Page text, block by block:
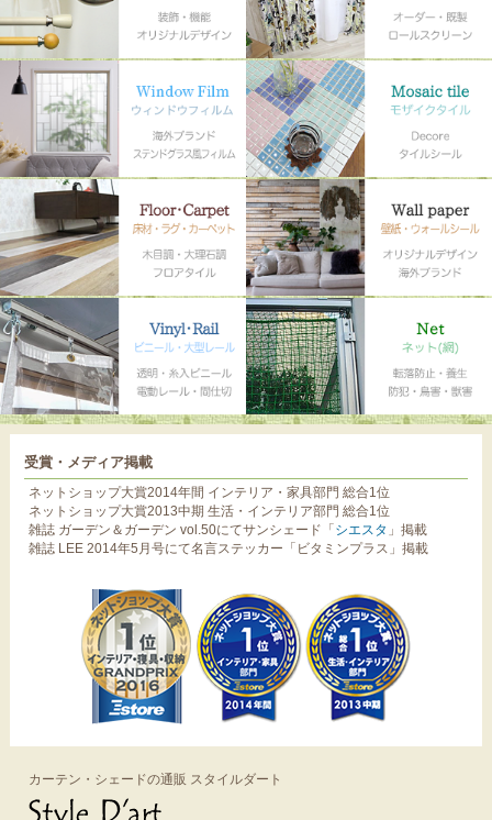
受賞・メディア掲載
ネットショップ大賞2014年間 インテリア・家具部門 総合1位
ネットショップ大賞2013中期 生活・インテリア部門 総合1位
雑誌 ガーデン＆ガーデン vol.50にてサンシェード「シエスタ 」掲載
雑誌 LEE 2014年5月号にて名言ステッカー「ビタミンプラス」掲載
カーテン・シェードの通販 スタイルダート